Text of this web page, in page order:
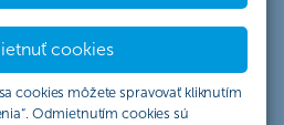
cookies
cookies môžete spravovať kliknutím
Odmietnutím cookies sú
Nazrite dovnútra